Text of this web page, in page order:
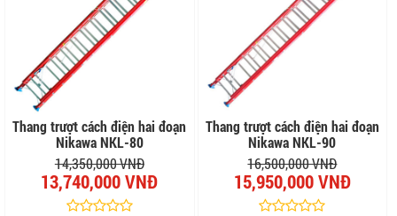
Thang trượt cách điện hai đoạn
Nikawa NKL-80
14,350,000 VNĐ
13,740,000 VNĐ
Thang trượt cách điện hai đoạn
Nikawa NKL-90
16,500,000 VNĐ
15,950,000 VNĐ